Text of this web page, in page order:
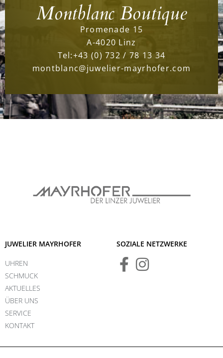
Montblanc Boutique
Promenade 15
A-4020 Linz
Tel:+43 (0) 732 / 78 13 34
montblanc@juwelier-mayrhofer.com
JUWELIER MAYRHOFER
UHREN
SCHMUCK
AKTUELLES
ÜBER UNS
SERVICE
KONTAKT
SOZIALE NETZWERKE